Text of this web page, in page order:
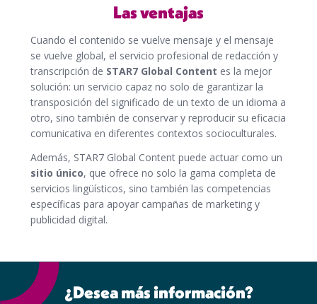
Las ventajas
Cuando el contenido se vuelve mensaje y el mensaje
se vuelve global, el servicio profesional de redacción y
transcripción de STAR7 Global Content es la mejor
solución: un servicio capaz no solo de garantizar la
transposición del significado de un texto de un idioma a
otro, sino también de conservar y reproducir su eficacia
comunicativa en diferentes contextos socioculturales.
Además, STAR7 Global Content puede actuar como un
sitio único, que ofrece no solo la gama completa de
servicios lingüísticos, sino también las competencias
específicas para apoyar campañas de marketing y
publicidad digital.
¿Desea más información?